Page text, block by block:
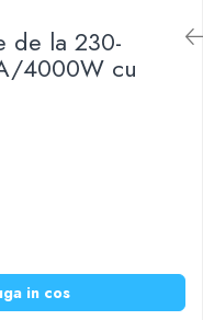
de la 230-
4000W cu
in cos